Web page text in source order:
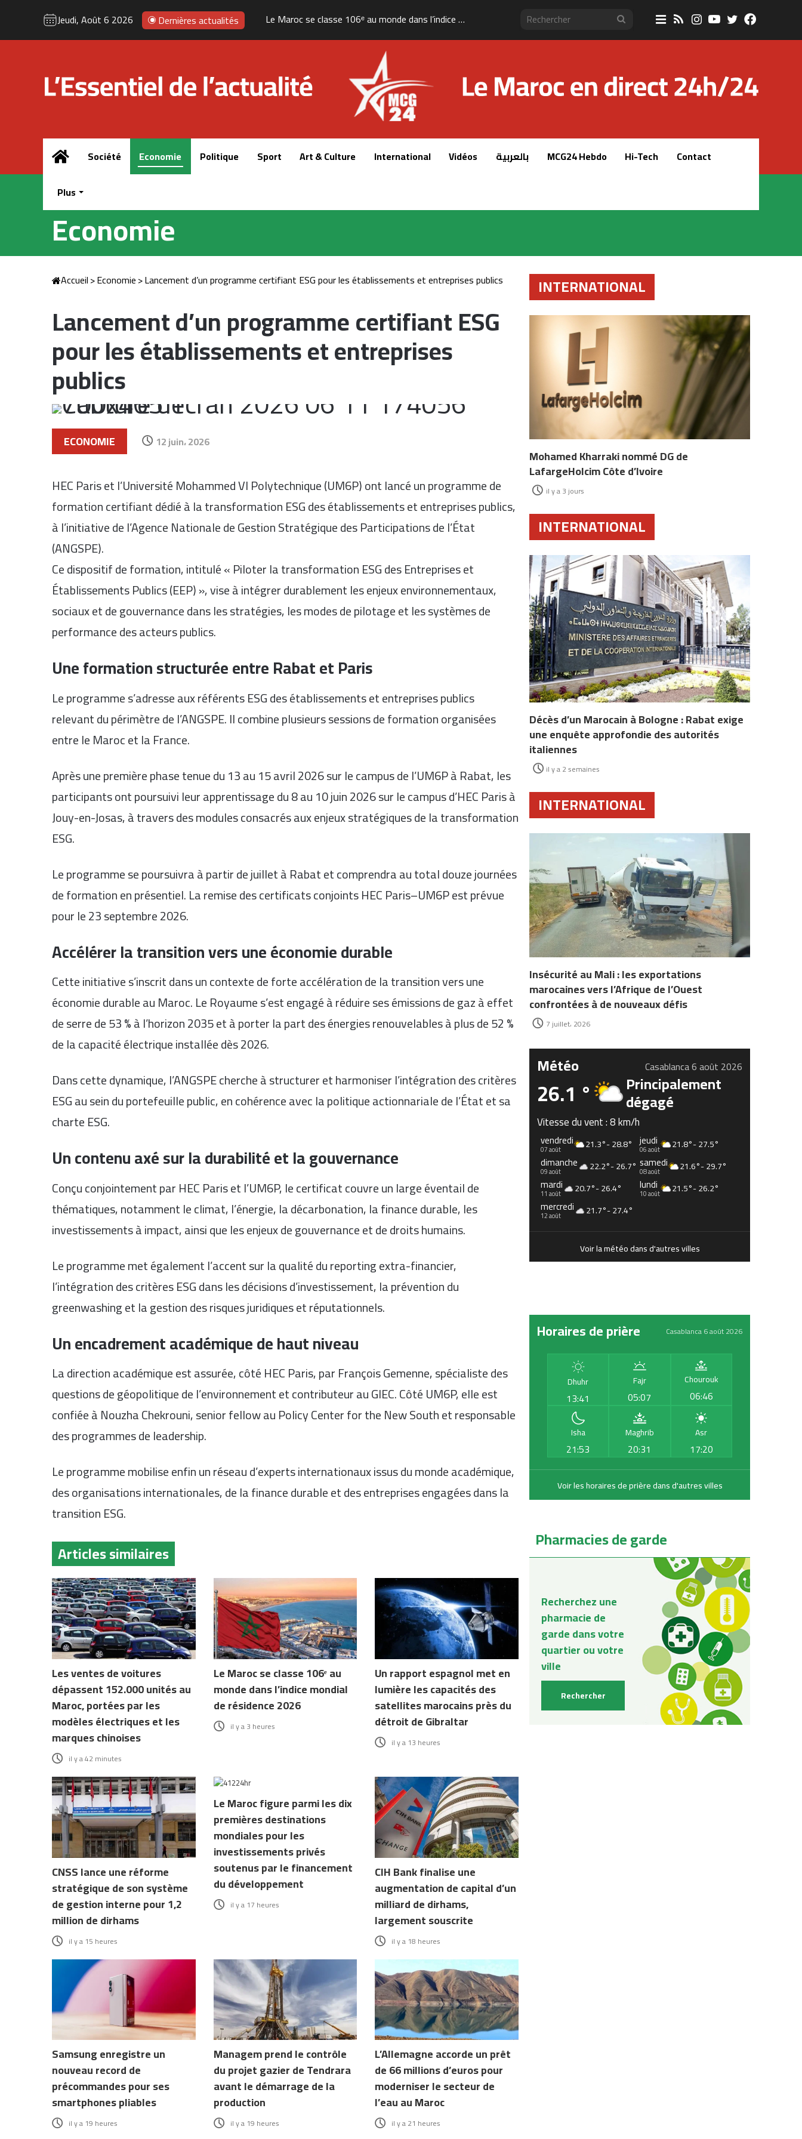
Jeudi, Août 6 2026 Dernières actualités RechercherSidebar
(barre
RSSInstagram
YouTube
Twitter
AccueilSociété Economie Politique Sport Art & Culture International Vidéos بالعربية MCG24 Hebdo Hi-Tech
Contact
Plus
Economie
Accueil>Economie>Lancement d’un programme certifiant ESG pour les établissements et entreprises publics
Lancement d’un programme certifiant ESG
pour les établissements et entreprises
publics
ECONOMIE 12 juin، 2026
HEC Paris et l’Université Mohammed VI Polytechnique (UM6P) ont lancé un programme de
formation certifiant dédié à la transformation ESG des établissements et entreprises publics,
à l’initiative de l’Agence Nationale de Gestion Stratégique des Participations de l’État
(ANGSPE).
Ce dispositif de formation, intitulé « Piloter la transformation ESG des Entreprises et
Établissements Publics (EEP) », vise à intégrer durablement les enjeux environnementaux,
sociaux et de gouvernance dans les stratégies, les modes de pilotage et les systèmes de
performance des acteurs publics.
Une formation structurée entre Rabat et Paris
Le programme s’adresse aux référents ESG des établissements et entreprises publics
relevant du périmètre de l’ANGSPE. Il combine plusieurs sessions de formation organisées
entre le Maroc et la France.
Après une première phase tenue du 13 au 15 avril 2026 sur le campus de l’UM6P à Rabat, les
participants ont poursuivi leur apprentissage du 8 au 10 juin 2026 sur le campus d’HEC Paris à
Jouy-en-Josas, à travers des modules consacrés aux enjeux stratégiques de la transformation
ESG.
Le programme se poursuivra à partir de juillet à Rabat et comprendra au total douze journées
de formation en présentiel. La remise des certificats conjoints HEC Paris–UM6P est prévue
pour le 23 septembre 2026.
Accélérer la transition vers une économie durable
Cette initiative s’inscrit dans un contexte de forte accélération de la transition vers une
économie durable au Maroc. Le Royaume s’est engagé à réduire ses émissions de gaz à effet
de serre de 53 % à l’horizon 2035 et à porter la part des énergies renouvelables à plus de 52 %
de la capacité électrique installée dès 2026.
Dans cette dynamique, l’ANGSPE cherche à structurer et harmoniser l’intégration des critères
ESG au sein du portefeuille public, en cohérence avec la politique actionnariale de l’État et sa
charte ESG.
Un contenu axé sur la durabilité et la gouvernance
Conçu conjointement par HEC Paris et l’UM6P, le certificat couvre un large éventail de
thématiques, notamment le climat, l’énergie, la décarbonation, la finance durable, les
investissements à impact, ainsi que les enjeux de gouvernance et de droits humains.
Le programme met également l’accent sur la qualité du reporting extra-financier,
l’intégration des critères ESG dans les décisions d’investissement, la prévention du
greenwashing et la gestion des risques juridiques et réputationnels.
Un encadrement académique de haut niveau
La direction académique est assurée, côté HEC Paris, par François Gemenne, spécialiste des
questions de géopolitique de l’environnement et contributeur au GIEC. Côté UM6P, elle est
confiée à Nouzha Chekrouni, senior fellow au Policy Center for the New South et responsable
des programmes de leadership.
Le programme mobilise enfin un réseau d’experts internationaux issus du monde académique,
des organisations internationales, de la finance durable et des entreprises engagées dans la
transition ESG.
Articles similaires
Les ventes de voitures
dépassent 152.000 unités au
Maroc, portées par les
modèles électriques et les
marques chinoises
il y a 42 minutes
Le Maroc se classe 106ᵉ au
monde dans l’indice mondial
de résidence 2026
il y a 3 heures
Un rapport espagnol met en
lumière les capacités des
satellites marocains près du
détroit de Gibraltar
il y a 13 heures
CNSS lance une réforme
stratégique de son système
de gestion interne pour 1,2
million de dirhams
il y a 15 heures
Le Maroc figure parmi les dix
premières destinations
mondiales pour les
investissements privés
soutenus par le financement
du développement
il y a 17 heures
CIH Bank finalise une
augmentation de capital d’un
milliard de dirhams,
largement souscrite
il y a 18 heures
Samsung enregistre un
nouveau record de
précommandes pour ses
smartphones pliables
il y a 19 heures
Managem prend le contrôle
du projet gazier de Tendrara
avant le démarrage de la
production
il y a 19 heures
L’Allemagne accorde un prêt
de 66 millions d’euros pour
moderniser le secteur de
l’eau au Maroc
il y a 21 heures
INTERNATIONAL
Mohamed Kharraki nommé DG de
LafargeHolcim Côte d’Ivoire
il y a 3 jours
INTERNATIONAL
Décès d’un Marocain à Bologne : Rabat exige
une enquête approfondie des autorités
italiennes
il y a 2 semaines
INTERNATIONAL
Insécurité au Mali : les exportations
marocaines vers l’Afrique de l’Ouest
confrontées à de nouveaux défis
7 juillet، 2026